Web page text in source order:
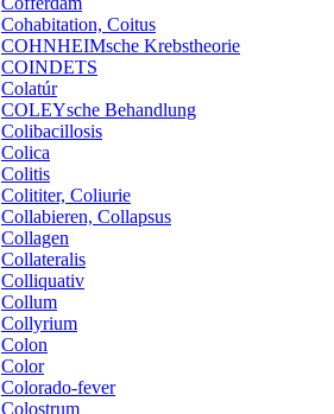
Cohabitation, Coitus
COHNHEIMsche Krebstheorie
COINDETS
Colatúr
COLEYsche Behandlung
Colibacillosis
Colica
Colitis
Colititer, Coliurie
Collabieren, Collapsus
Collagen
Collateralis
Colliquativ
Collum
Collyrium
Colon
Color
Colorado-fever
Colostrum